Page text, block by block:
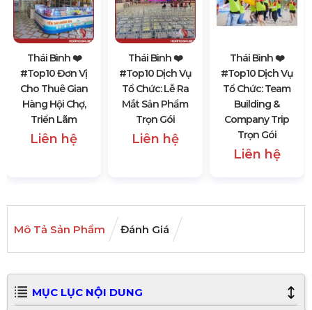
Thái Bình ❤️️
#top10 Đơn Vị
Cho Thuê Gian
Hàng Hội Chợ,
Triển Lãm
Liên hệ
Thái Bình ❤️️
#top10 Dịch Vụ
Tổ Chức: Lễ Ra
Mắt Sản Phẩm
Trọn Gói
Liên hệ
Thái Bình ❤️️
#top10 Dịch Vụ
Tổ Chức: Team
Building &
Company Trip
Trọn Gói
Liên hệ
Mô Tả Sản Phẩm Đánh Giá
MỤC LỤC NỘI DUNG